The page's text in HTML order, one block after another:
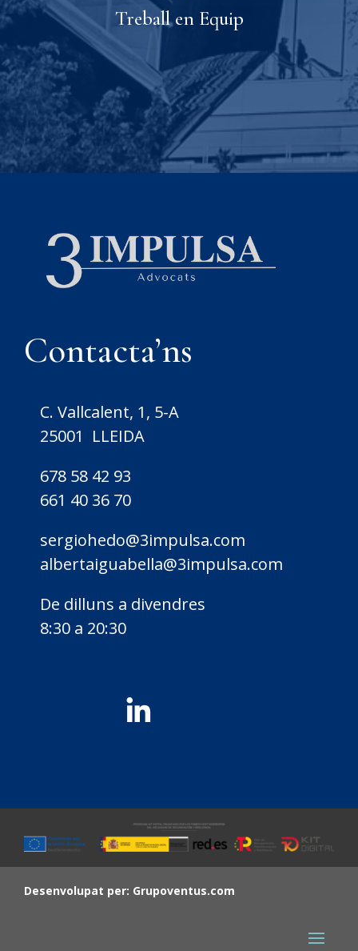
Treball en Equip
Contacta’ns
C. Vallcalent, 1, 5-A
25001 LLEIDA
678 58 42 93
661 40 36 70
sergiohedo@3impulsa.com
albertaiguabella@3impulsa.com
De dilluns a divendres
8:30 a 20:30
Desenvolupat per: Grupoventus.com